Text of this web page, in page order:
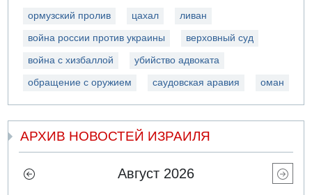
ормузский пролив цахал ливан
война россии против украины верховный суд
война с хизбаллой убийство адвоката
обращение с оружием саудовская аравия оман
АРХИВ НОВОСТЕЙ ИЗРАИЛЯ
Август 2026